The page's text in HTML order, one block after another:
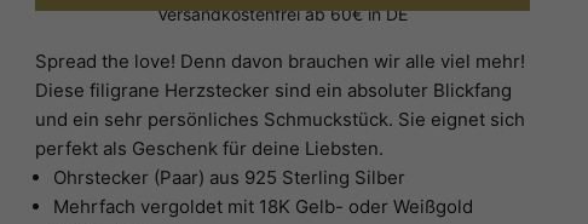
Versandkostenfrei ab 60€ in DE
Spread the love! Denn davon brauchen wir alle viel mehr!
Diese filigrane Herzstecker sind ein absoluter Blickfang
und ein sehr persönliches Schmuckstück. Sie eignet sich
perfekt als Geschenk für deine Liebsten.
Ohrstecker (Paar) aus 925 Sterling Silber
Mehrfach vergoldet mit 18K Gelb- oder Weißgold